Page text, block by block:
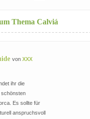
Thema Calviá
von XXX
ihr die
schönsten
Es sollte für
anspruchsvoll